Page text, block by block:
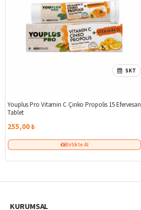
SKT
Youplus Pro Vitamin C Çinko Propolis 15 Efervesan
Tablet
255,00 ₺
Birlikte Al
KURUMSAL